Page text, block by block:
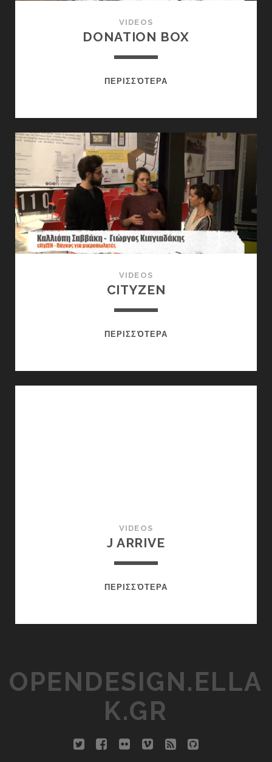
VIDEOS
DONATION BOX
ΠΕΡΙΣΣΌΤΕΡΑDONATION
VIDEOS
CITYZEN
ΠΕΡΙΣΣΌΤΕΡΑCITYZEN
VIDEOS
J ARRIVE
ΠΕΡΙΣΣΌΤΕΡΑJ
OPENDESIGN.ELLA
K.GR
twitterfacebook
flickrvimeo
rss github